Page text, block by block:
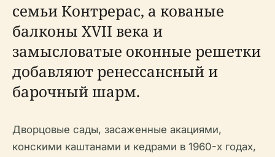
семьи Контрерас, а кованые
балконы XVII века и
замысловатые оконные решетки
добавляют ренессансный и
барочный шарм.
Дворцовые сады, засаженные акациями,
конскими каштанами и кедрами в 1960-х годах,